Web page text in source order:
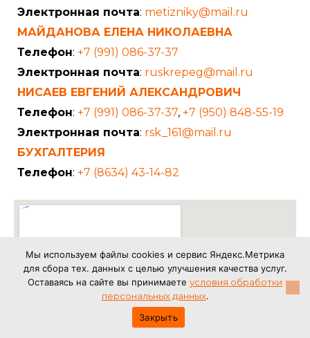
Электронная почта: metizniky@mail.ru
МАЙДАНОВА ЕЛЕНА НИКОЛАЕВНА
Телефон: +7 (991) 086-37-37
Электронная почта: ruskrepeg@mail.ru
НИСАЕВ ЕВГЕНИЙ АЛЕКСАНДРОВИЧ
Телефон: +7 (991) 086-37-37, +7 (950) 848-55-19
Электронная почта: rsk_161@mail.ru
БУХГАЛТЕРИЯ
Телефон: +7 (8634) 43-14-82
Мы используем файлы cookies и сервис Яндекс.Метрика
для сбора тех. данных с целью улучшения качества услуг.
Оставаясь на сайте вы принимаете условия обработки
персональных данных.
Закрыть